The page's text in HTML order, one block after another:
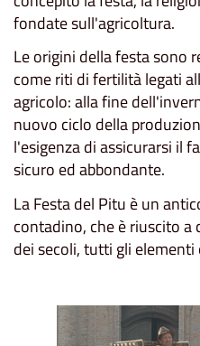
fondate sull'agricoltura.
Le origini della festa sono
come riti di fertilità legati
agricolo: alla fine
nuovo ciclo della
l'esigenza di assicurarsi il
sicuro ed abbondante.
La Festa del Pitu è un
contadino, che è riuscito
dei secoli, tutti gli